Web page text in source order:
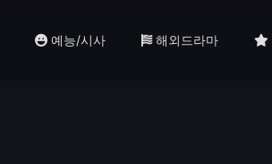
예능/시사 해외드라마